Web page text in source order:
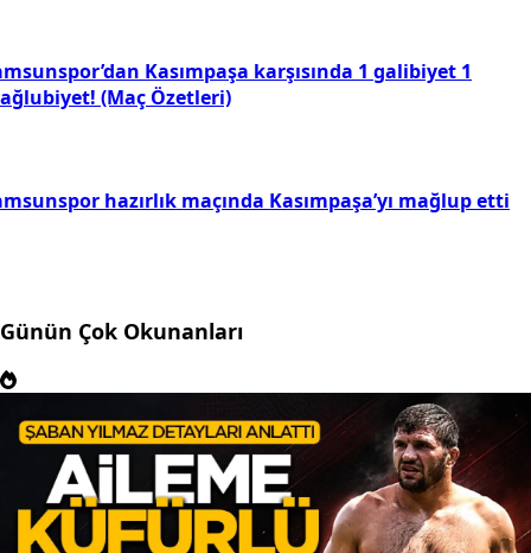
Kasımpaşa karşısında 1 galibiyet 1
(Maç Özetleri)
hazırlık maçında Kasımpaşa’yı mağlup etti
Günün Çok Okunanları